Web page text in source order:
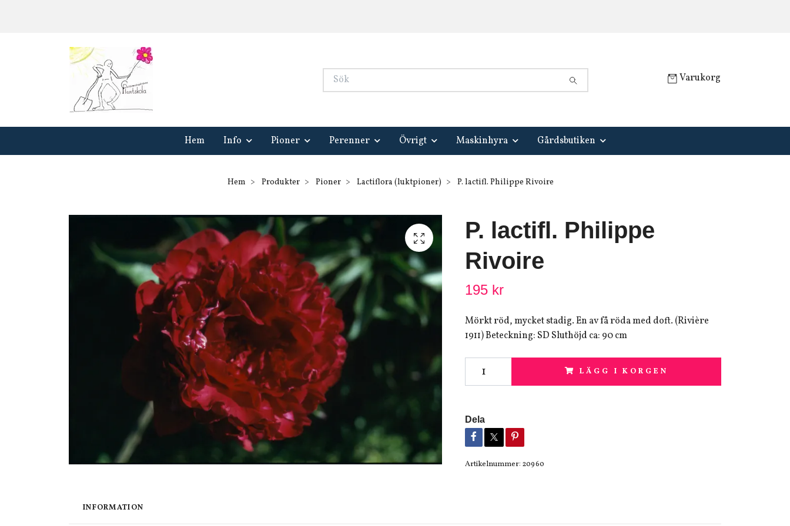
Varukorg
Hem Info Pioner Perenner Övrigt Maskinhyra Gårdsbutiken
Hem Produkter Pioner Lactiflora (luktpioner) P. lactifl. Philippe Rivoire
P. lactifl. Philippe
Rivoire
195 kr
Mörkt röd, mycket stadig. En av få röda med doft. (Rivière
1911) Beteckning: SD Sluthöjd ca: 90 cm
LÄGG I KORGEN
Dela
Artikelnummer: 20960
INFORMATION